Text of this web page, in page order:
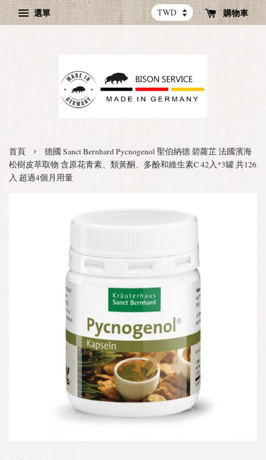
選單 購物車
首頁 ›
德國 Sanct Bernhard Pycnogenol 聖伯納德 碧蘿芷 法國濱海
松樹皮萃取物 含原花青素、類黃酮、多酚和維生素C 42入*3罐 共126
入 超過4個月用量